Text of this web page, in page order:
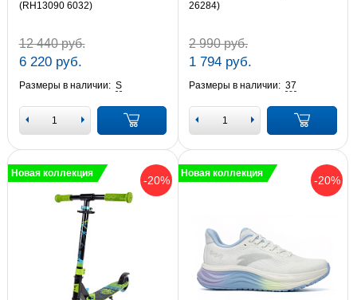
(RH13090 6032)
12 440 руб.
6 220 руб.
Размеры в наличии: S
26284)
2 990 руб.
1 794 руб.
Размеры в наличии: 37
-20%
Новая коллекция
-20%
Новая коллекция